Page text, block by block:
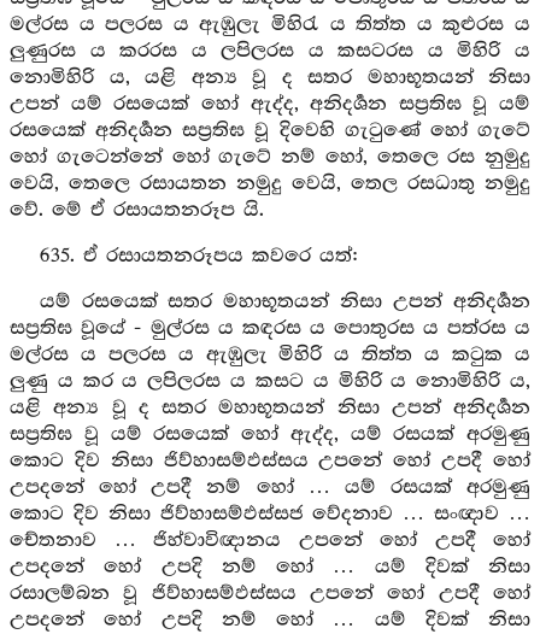
මල්රස ය පලරස ය ඇඹුලැ මිහිරැ ය තිත්ත ය කුළුරස ය
ලුණුරස ය කරරස ය ලපිලරස ය කසටරස ය මිහිරි ය
නොමිහිරි ය, යළි අන්‍ය වූ ද සතර මහාභූතයන් නිසා
උපන් යම් රසයෙක් හෝ ඇද්ද, අනිදර්‍ශන සප්‍රතිඝ වූ යම්
රසයෙක් අනිදර්‍ශන සප්‍රතිඝ වූ දිවෙහි ගැටුණේ හෝ ගැටේ
හෝ ගැටෙන්නේ හෝ ගැටේ නම් හෝ, තෙලෙ රස නුමුදු
වෙයි, තෙලෙ රසායතන නමුදු වෙයි, තෙල රසධාතු නමුදු
වේ. මේ ඒ රසායතනරූප යි.
635. ඒ රසායතනරූපය කවරෙ යත්:
යම් රසයෙක් සතර මහාභූතයන් නිසා උපන් අනිදර්‍ශන
සප්‍රතිඝ වූයේ - මුල්රස ය කඳරස ය පොතුරස ය පත්රස ය
මල්රස ය පලරස ය ඇඹුලැ මිහිරි ය තිත්ත ය කටුක ය
ලුණු ය කර ය ලපිලරස ය කසට ය මිහිරි ය නොමිහිරි ය,
යළි අන්‍ය වූ ද සතර මහාභූතයන් නිසා උපන් අනිදර්‍ශන
සප්‍රතිඝ වූ යම් රසයෙක් හෝ ඇද්ද, යම් රසයක් අරමුණු
කොට දිව නිසා ජිව්හාසම්ඵස්සය උපනේ හෝ උපදී හෝ
උපදනේ හෝ උපදී නම් හෝ … යම් රසයක් අරමුණු
කොට දිව නිසා ජිව්හාසම්ඵස්සජ වේදනාව … සංඥාව …
චේතනාව … ජිහ්වාවිඥානය උපනේ හෝ උපදී හෝ
උපදනේ හෝ උපදි නම් හෝ … යම් දිවක් නිසා
රසාලම්බන වූ ජිව්හාසම්ඵස්සය උපනේ හෝ උපදී හෝ
උපදනේ හෝ උපදි නම් හෝ … යම් දිවක් නිසා